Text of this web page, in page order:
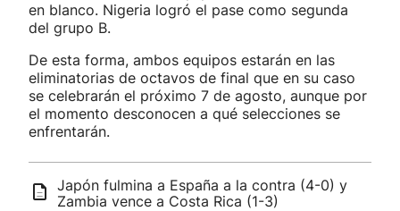
en blanco. Nigeria logró el pase como segunda
del grupo B.
De esta forma, ambos equipos estarán en las
eliminatorias de octavos de final que en su caso
se celebrarán el próximo 7 de agosto, aunque por
el momento desconocen a qué selecciones se
enfrentarán.
Japón fulmina a España a la contra (4-0) y
Zambia vence a Costa Rica (1-3)